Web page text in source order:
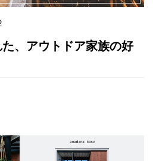
、アウトドア家族の好